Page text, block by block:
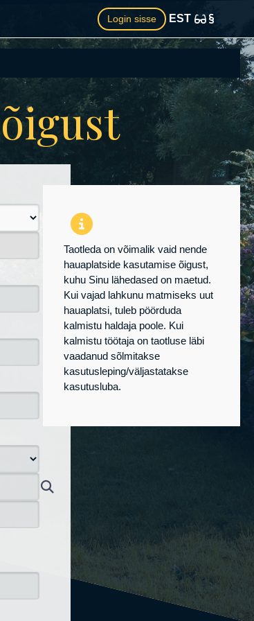
Login sisse EST
Taotleda on võimalik vaid nende
hauaplatside kasutamise õigust,
kuhu Sinu lähedased on maetud.
Kui vajad lahkunu matmiseks uut
hauaplatsi, tuleb pöörduda
kalmistu haldaja poole. Kui
kalmistu töötaja on taotluse läbi
vaadanud sõlmitakse
kasutusleping/väljastatakse
kasutusluba.